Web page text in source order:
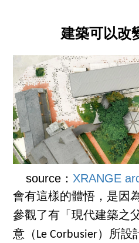
建築可以改
source： XRANGE
會有這樣的體悟，是因
參觀了有「現代建築之
意（Le Corbusier）所